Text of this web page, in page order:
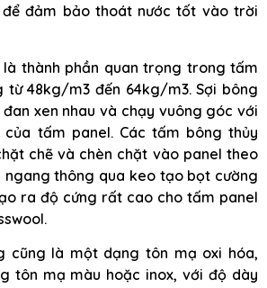
đảm bảo thoát nước tốt vào trời
thành phần quan trọng trong tấm
từ 48kg/m3 đến 64kg/m3. Sợi bông
xen nhau và chạy vuông góc với
tấm panel. Các tấm bông thủy
chẽ và chèn chặt vào panel theo
ngang thông qua keo tạo bọt cường
ra độ cứng rất cao cho tấm panel
cũng là một dạng tôn mạ oxi hóa,
tôn mạ màu hoặc inox, với độ dày